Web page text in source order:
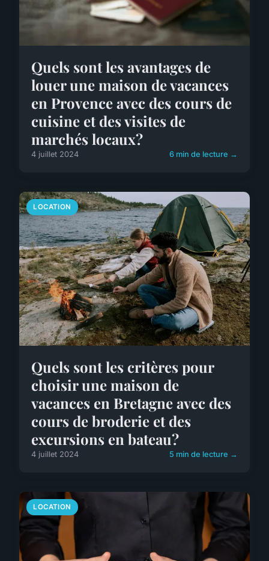
Quels sont les avantages de
louer une maison de vacances
en Provence avec des cours de
cuisine et des visites de
marchés locaux?
4 juillet 2024 6 min de lecture →
LOCATION
Quels sont les critères pour
choisir une maison de
vacances en Bretagne avec des
cours de broderie et des
excursions en bateau?
4 juillet 2024 5 min de lecture →
LOCATION